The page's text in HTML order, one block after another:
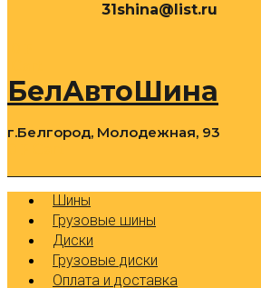
31shina@list.ru
БелАвтоШина
г.Белгород, Молодежная, 93
Шины
Грузовые шины
Диски
Грузовые диски
Оплата и доставка